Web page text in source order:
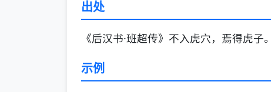
出处
《后汉书·班超传》不入虎穴，焉得虎子
示例